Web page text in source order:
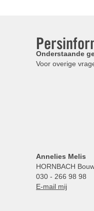
Onderstaande
Voor overige
Annelies Melis
HORNBACH
030 - 266 98 98
E-mail mij